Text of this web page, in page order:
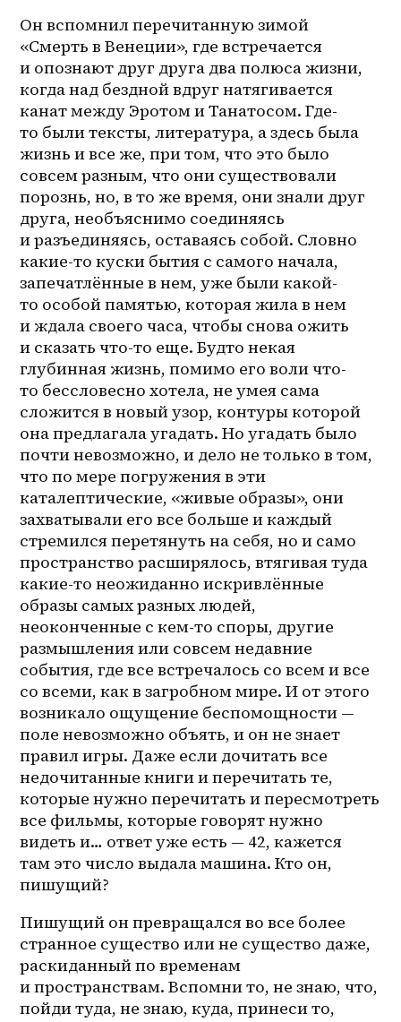
Он вспомнил перечитанную зимой
«Смерть в Венеции», где встречается
и опознают друг друга два полюса жизни,
когда над бездной вдруг натягивается
канат между Эротом и Танатосом. Где-
то были тексты, литература, а здесь была
жизнь и все же, при том, что это было
совсем разным, что они существовали
порознь, но, в то же время, они знали друг
друга, необъяснимо соединяясь
и разъединяясь, оставаясь собой. Словно
какие-то куски бытия с самого начала,
запечатлённые в нем, уже были какой-
то особой памятью, которая жила в нем
и ждала своего часа, чтобы снова ожить
и сказать что-то еще. Будто некая
глубинная жизнь, помимо его воли что-
то бессловесно хотела, не умея сама
сложится в новый узор, контуры которой
она предлагала угадать. Но угадать было
почти невозможно, и дело не только в том,
что по мере погружения в эти
каталептические, «живые образы», они
захватывали его все больше и каждый
стремился перетянуть на себя, но и само
пространство расширялось, втягивая туда
какие-то неожиданно искривлённые
образы самых разных людей,
неоконченные с кем-то споры, другие
размышления или совсем недавние
события, где все встречалось со всем и все
со всеми, как в загробном мире. И от этого
возникало ощущение беспомощности —
поле невозможно объять, и он не знает
правил игры. Даже если дочитать все
недочитанные книги и перечитать те,
которые нужно перечитать и пересмотреть
все фильмы, которые говорят нужно
видеть и… ответ уже есть — 42, кажется
там это число выдала машина. Кто он,
пишущий?
Пишущий он превращался во все более
странное существо или не существо даже,
раскиданный по временам
и пространствам. Вспомни то, не знаю, что,
пойди туда, не знаю, куда, принеси то,